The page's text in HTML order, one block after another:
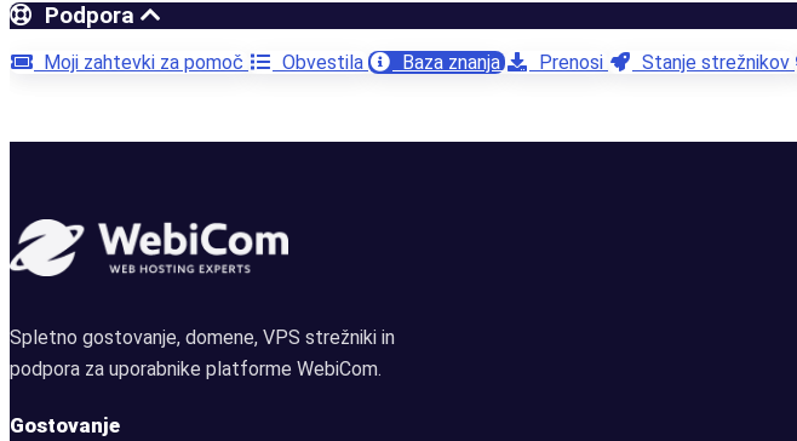
Podpora
Moji zahtevki za pomoč Obvestila Baza znanja Prenosi Stanje strežnikov
Spletno gostovanje, domene, VPS strežniki in
podpora za uporabnike platforme WebiCom.
Gostovanje